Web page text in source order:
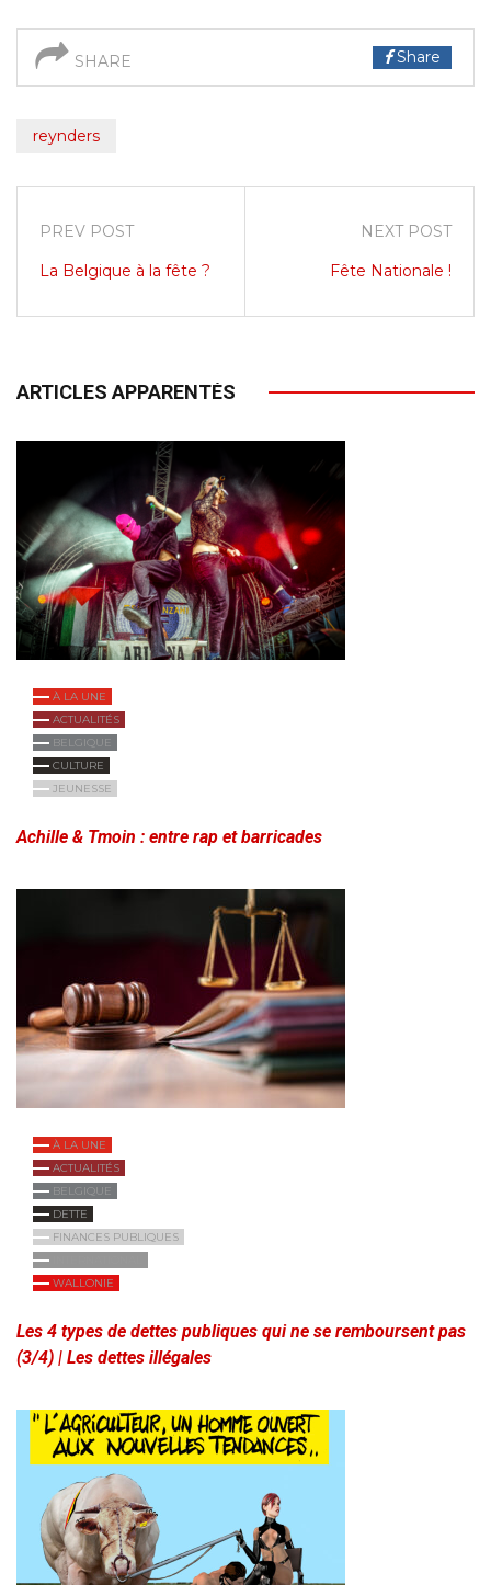
SHARE Share
reynders
PREV POST
La Belgique à la fête ?
NEXT POST
Fête Nationale !
ARTICLES APPARENTÉS
À LA UNE
ACTUALITÉS
BELGIQUE
CULTURE
JEUNESSE
Achille & Tmoin : entre rap et barricades
À LA UNE
ACTUALITÉS
BELGIQUE
DETTE
FINANCES PUBLIQUES
WALLONIE
Les 4 types de dettes publiques qui ne se remboursent pas
(3/4) | Les dettes illégales